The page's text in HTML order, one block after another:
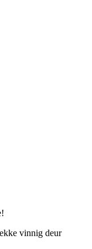
vinnig deur